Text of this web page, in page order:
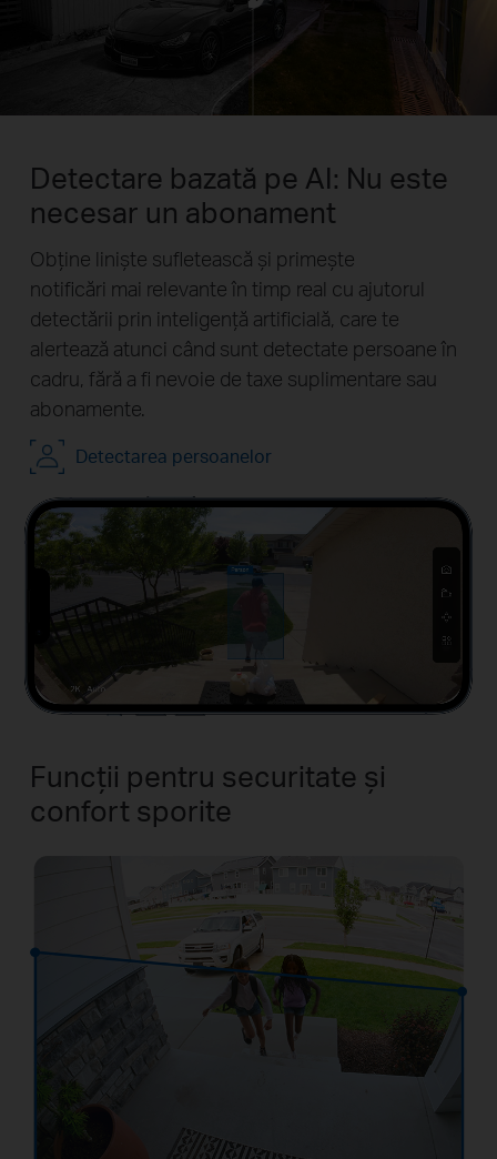
Detectare bazată pe AI: Nu este
necesar un abonament
Obține liniște sufletească și primește
notificări mai relevante în timp real cu ajutorul
detectării prin inteligență artificială, care te
alertează atunci când sunt detectate persoane în
cadru, fără a fi nevoie de taxe suplimentare sau
abonamente.
Detectarea persoanelor
Funcții pentru securitate și
confort sporite